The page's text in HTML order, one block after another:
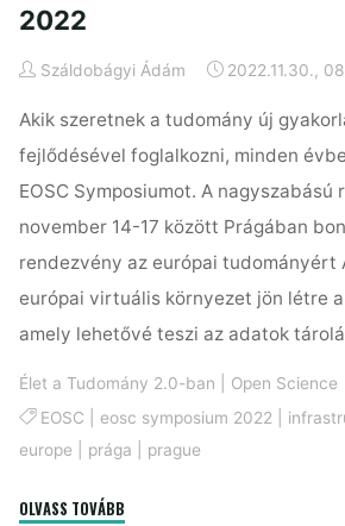
2022
Száldobágyi Ádám 2022.11.30.,
Akik szeretnek a tudomány új
fejlődésével foglalkozni, minden
EOSC Symposiumot. A
november 14-17 között Prágában
rendezvény az európai tudományért
európai virtuális környezet jön létre
amely lehetővé teszi az adatok
Élet a Tudomány 2.0-ban
Open Science
EOSC
eosc symposium 2022|
europe
prága prague
OLVASS TOVÁBB